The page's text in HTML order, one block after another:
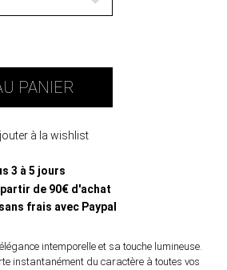
PANIER
à la wishlist
3 à 5 jours
de 90€ d'achat
frais avec Paypal
intemporelle et sa touche lumineuse.
instantanément du caractère à toutes vos